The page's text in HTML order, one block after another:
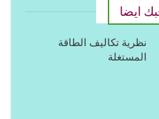
ايضا
نظرية تكاليف الطاقة
المستغلة